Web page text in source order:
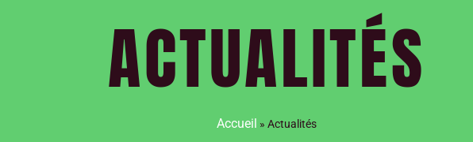
ACTUALITÉS
Accueil » Actualités